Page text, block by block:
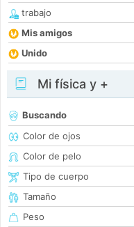
trabajo
Mis amigos
Unido
Mi física y +
Buscando
Color de ojos
Color de pelo
Tipo de cuerpo
Tamaño
Peso